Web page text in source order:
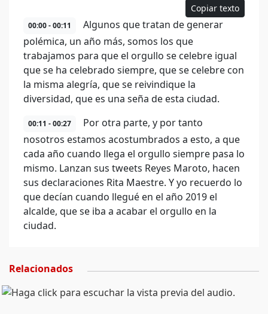
Copiar texto
00:00 - 00:11
Algunos que tratan de generar
polémica, un año más, somos los que
trabajamos para que el orgullo se celebre igual
que se ha celebrado siempre, que se celebre con
la misma alegría, que se reivindique la
diversidad, que es una seña de esta ciudad.
00:11 - 00:27
Por otra parte, y por tanto
nosotros estamos acostumbrados a esto, a que
cada año cuando llega el orgullo siempre pasa lo
mismo. Lanzan sus tweets Reyes Maroto, hacen
sus declaraciones Rita Maestre. Y yo recuerdo lo
que decían cuando llegué en el año 2019 el
alcalde, que se iba a acabar el orgullo en la
ciudad.
Relacionados